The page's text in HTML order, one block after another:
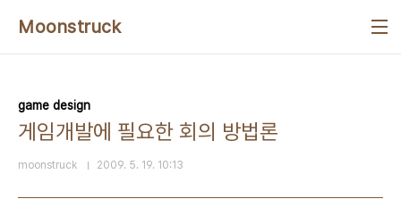
Moonstruck
game design
게임개발에 필요한 회의 방법론
moonstruck 2009. 5. 19. 10:13